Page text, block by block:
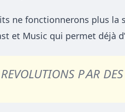
ne fonctionnerons plus la
et Music qui permet déjà
PAR